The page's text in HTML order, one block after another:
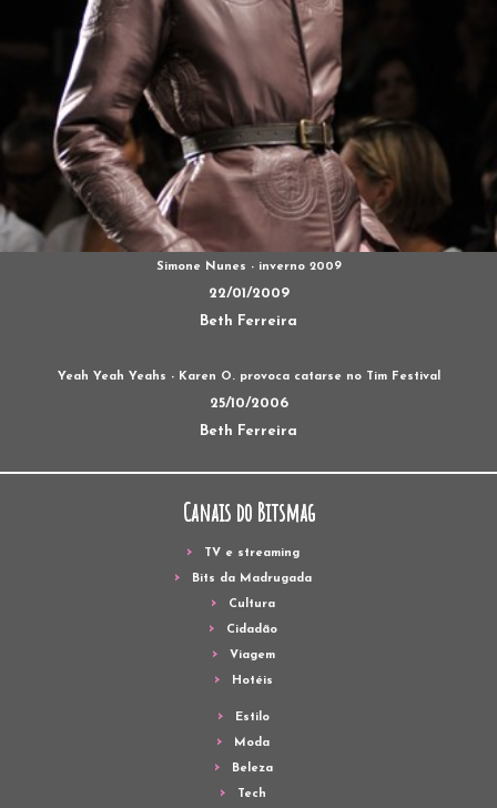
Simone Nunes - inverno 2009
22/01/2009
Beth Ferreira
Yeah Yeah Yeahs - Karen O. provoca catarse no Tim Festival
25/10/2006
Beth Ferreira
Canais do Bitsmag
TV e streaming
Bits da Madrugada
Cultura
Cidadão
Viagem
Hotéis
Estilo
Moda
Beleza
Tech